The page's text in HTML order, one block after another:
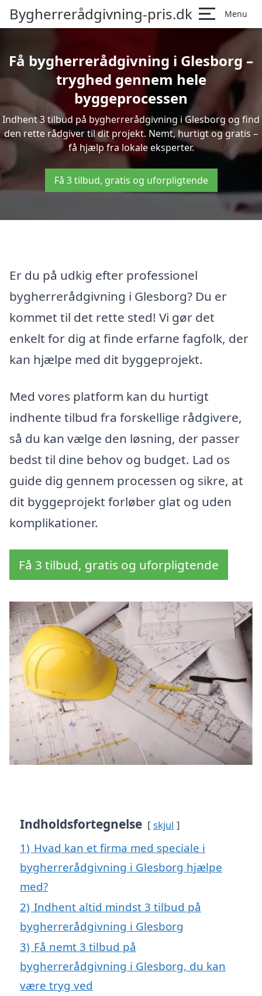
Bygherrerådgivning-pris.dk Menu
Få bygherrerådgivning i Glesborg –
tryghed gennem hele
byggeprocessen
Indhent 3 tilbud på bygherrerådgivning i Glesborg og find
den rette rådgiver til dit projekt. Nemt, hurtigt og gratis –
få hjælp fra lokale eksperter.
Få 3 tilbud, gratis og uforpligtende
Er du på udkig efter professionel
bygherrerådgivning i Glesborg? Du er
kommet til det rette sted! Vi gør det
enkelt for dig at finde erfarne fagfolk, der
kan hjælpe med dit byggeprojekt.
Med vores platform kan du hurtigt
indhente tilbud fra forskellige rådgivere,
så du kan vælge den løsning, der passer
bedst til dine behov og budget. Lad os
guide dig gennem processen og sikre, at
dit byggeprojekt forløber glat og uden
komplikationer.
Få 3 tilbud, gratis og uforpligtende
Indholdsfortegnelse skjul
1) Hvad kan et firma med speciale i
bygherrerådgivning i Glesborg hjælpe
med?
2) Indhent altid mindst 3 tilbud på
bygherrerådgivning i Glesborg
3) Få nemt 3 tilbud på
bygherrerådgivning i Glesborg, du kan
være tryg ved